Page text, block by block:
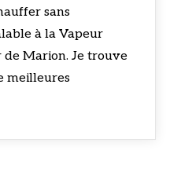
sans
à la Vapeur
de Marion. Je trouve
meilleures